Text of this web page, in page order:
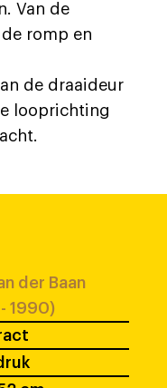
Van de
romp en
de draaideur
looprichting
der Baan
- 1990)